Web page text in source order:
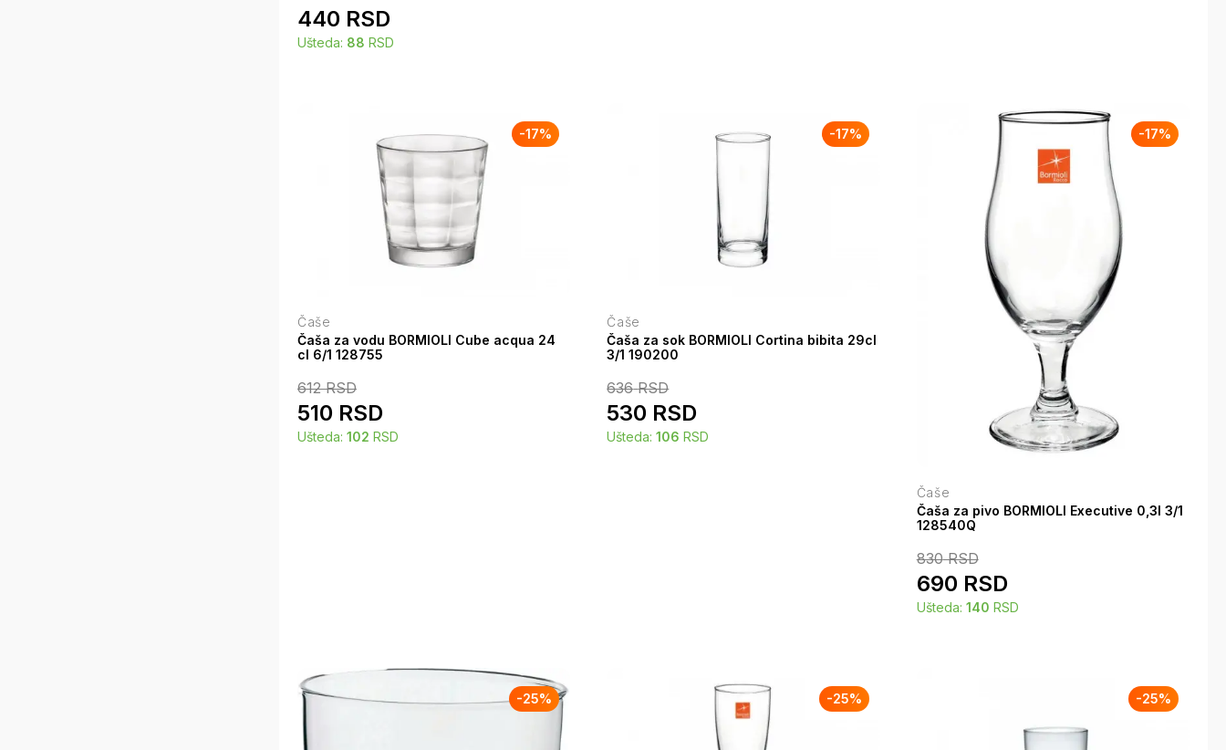
440 RSD
Ušteda: 88 RSD
-17%
Čaše
Čaša za vodu BORMIOLI Cube acqua 24
cl 6/1 128755
612 RSD
510 RSD
Ušteda: 102 RSD
-17%
Čaše
Čaša za sok BORMIOLI Cortina bibita 29cl
3/1 190200
636 RSD
530 RSD
Ušteda: 106 RSD
-17%
Čaše
Čaša za pivo BORMIOLI Executive 0,3l 3/1
128540Q
830RSD
690 RSD
Ušteda: 140 RSD
-25% -25% -25%